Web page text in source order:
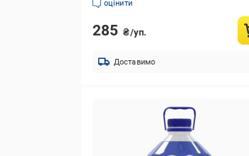
оцінити
285 ₴/уп.
Доставимо